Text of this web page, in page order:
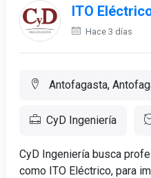
ITO
Hace 3 días
Antofagasta,
CyD Ingeniería
CyD Ingeniería busca
como ITO Eléctrico, para